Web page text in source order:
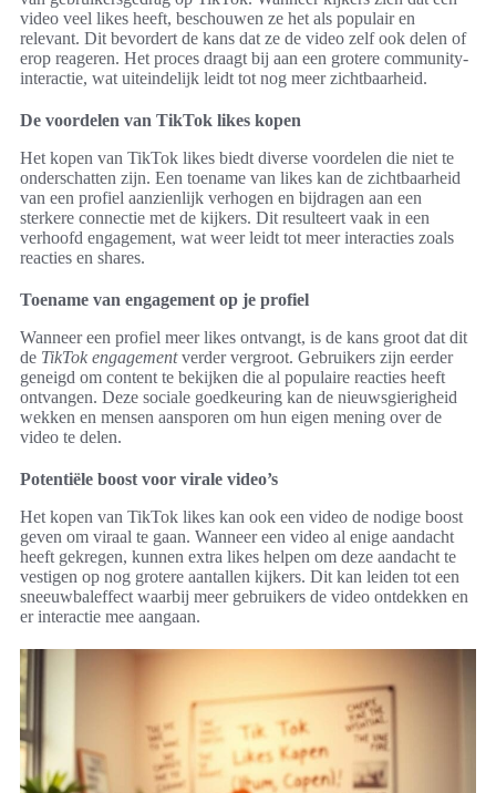
video veel likes heeft, beschouwen ze het als populair en
relevant. Dit bevordert de kans dat ze de video zelf ook delen of
erop reageren. Het proces draagt bij aan een grotere community-
interactie, wat uiteindelijk leidt tot nog meer zichtbaarheid.
De voordelen van TikTok likes kopen
Het kopen van TikTok likes biedt diverse voordelen die niet te
onderschatten zijn. Een toename van likes kan de zichtbaarheid
van een profiel aanzienlijk verhogen en bijdragen aan een
sterkere connectie met de kijkers. Dit resulteert vaak in een
verhoofd engagement, wat weer leidt tot meer interacties zoals
reacties en shares.
Toename van engagement op je profiel
Wanneer een profiel meer likes ontvangt, is de kans groot dat dit
de TikTok engagementverder vergroot. Gebruikers zijn eerder
geneigd om content te bekijken die al populaire reacties heeft
ontvangen. Deze sociale goedkeuring kan de nieuwsgierigheid
wekken en mensen aansporen om hun eigen mening over de
video te delen.
Potentiële boost voor virale video’s
Het kopen van TikTok likes kan ook een video de nodige boost
geven om viraal te gaan. Wanneer een video al enige aandacht
heeft gekregen, kunnen extra likes helpen om deze aandacht te
vestigen op nog grotere aantallen kijkers. Dit kan leiden tot een
sneeuwbaleffect waarbij meer gebruikers de video ontdekken en
er interactie mee aangaan.